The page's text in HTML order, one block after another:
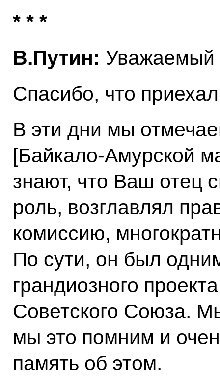
* * *
В.Путин: Уважаемый
Спасибо, что
В эти дни мы
[Байкало-Амурской
знают, что Ваш отец
роль, возглавлял
комиссию,
По сути, он был
грандиозного
Советского Союза.
мы это помним и
память об этом.